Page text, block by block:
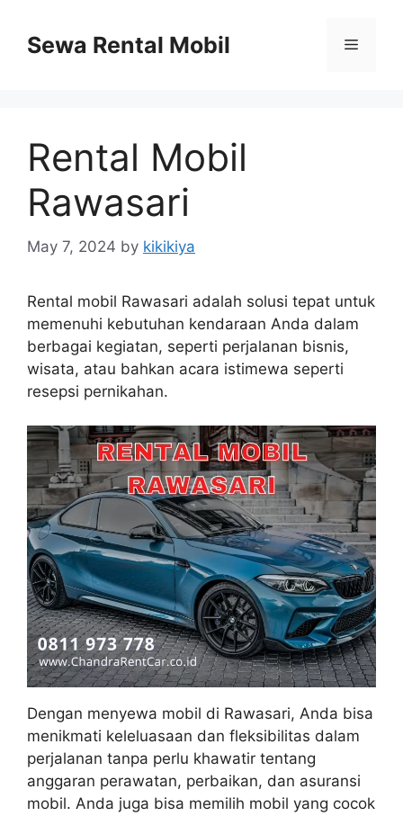
contentSewa Rental Mobil Menu
Rental Mobil
Rawasari
May 7, 2024 by kikikiya
Rental mobil Rawasari adalah solusi tepat untuk
memenuhi kebutuhan kendaraan Anda dalam
berbagai kegiatan, seperti perjalanan bisnis,
wisata, atau bahkan acara istimewa seperti
resepsi pernikahan.
Dengan menyewa mobil di Rawasari, Anda bisa
menikmati keleluasaan dan fleksibilitas dalam
perjalanan tanpa perlu khawatir tentang
anggaran perawatan, perbaikan, dan asuransi
mobil. Anda juga bisa memilih mobil yang cocok